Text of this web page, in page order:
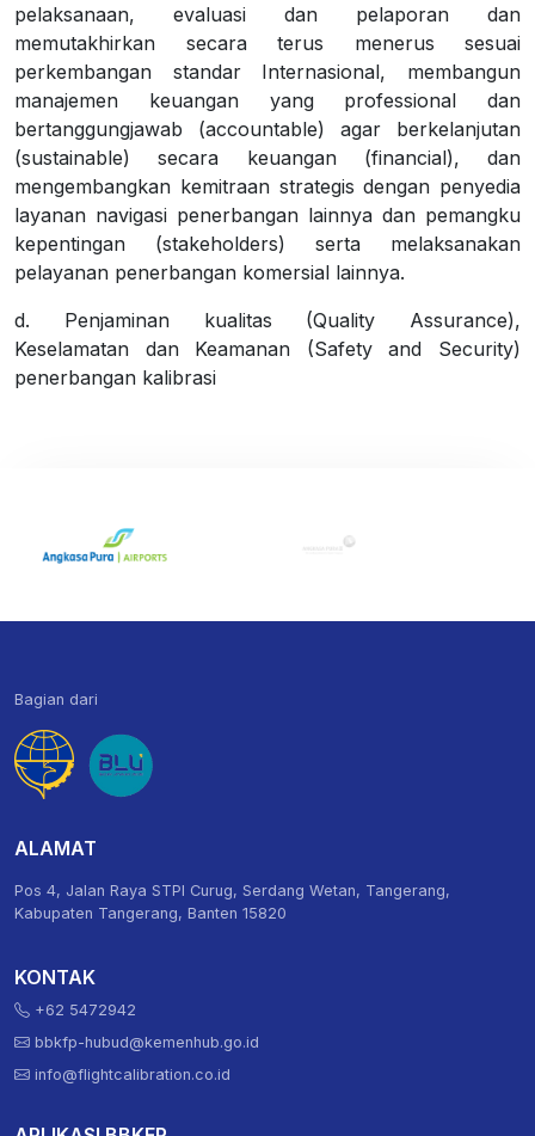
pelaksanaan, evaluasi dan pelaporan dan
memutakhirkan secara terus menerus sesuai
perkembangan standar Internasional, membangun
manajemen keuangan yang professional dan
bertanggungjawab (accountable) agar berkelanjutan
(sustainable) secara keuangan (financial), dan
mengembangkan kemitraan strategis dengan penyedia
layanan navigasi penerbangan lainnya dan pemangku
kepentingan (stakeholders) serta melaksanakan
pelayanan penerbangan komersial lainnya.
d. Penjaminan kualitas (Quality Assurance),
Keselamatan dan Keamanan (Safety and Security)
penerbangan kalibrasi
Bagian dari
ALAMAT
Pos 4, Jalan Raya STPI Curug, Serdang Wetan, Tangerang,
Kabupaten Tangerang, Banten 15820
KONTAK
+62 5472942
bbkfp-hubud@kemenhub.go.id
info@flightcalibration.co.id